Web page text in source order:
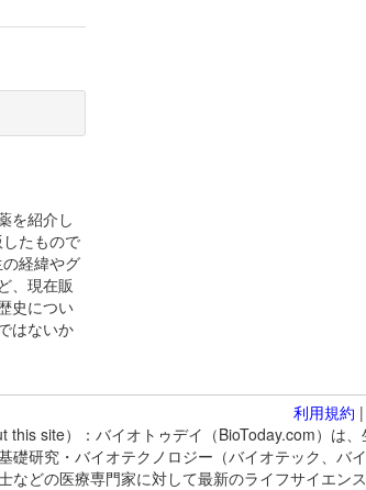
を紹介し
たもので
経緯やグ
、現在販
史につい
はないか
利用規約 |
this site）：バイオトゥデイ（BioToday.com）は
礎研究・バイオテクノロジー（バイオテック、
などの医療専門家に対して最新のライフサイエン